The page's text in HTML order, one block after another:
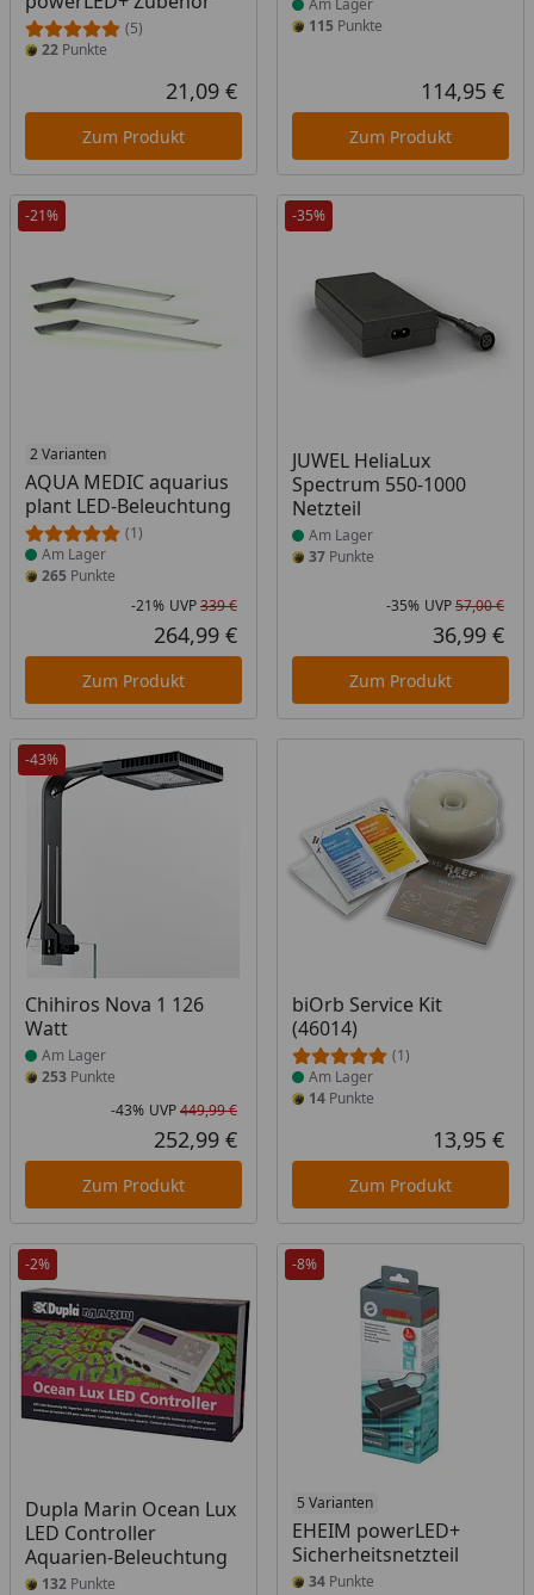
(5)
22 Punkte
Aktueller Preis
21,09 €
Zum Produkt
Am Lager
115 Punkte
114,95 €
Zum Produkt
-21%
2 Varianten
AQUA MEDIC aquarius
plant LED-Beleuchtung
(1)
Produkt am Lager
Am Lager
265 Punkte
Rabatt in Prozent
-21%
Ursprünglicher Preis
UVP339 €
Aktueller Preis
264,99 €
Zum Produkt
-35%
JUWEL HeliaLux
Spectrum 550-1000
Netzteil
Produkt am Lager
Am Lager
37Punkte
-35% UVP57,00 €
36,99 €
Zum Produkt
-43%
Chihiros Nova 1 126
Watt
Produkt am Lager
Am Lager
253 Punkte
Rabatt in Prozent
-43%
Ursprünglicher Preis
UVP449,99 €
Aktueller Preis
252,99 €
Zum Produkt
biOrb Service Kit
(46014)
(1)
Produkt am Lager
Am Lager
14Punkte
13,95 €
Zum Produkt
-2%
Dupla Marin Ocean Lux
LED Controller
Aquarien-Beleuchtung
132 Punkte
-8%
5 Varianten
EHEIM powerLED+
Sicherheitsnetzteil
34Punkte